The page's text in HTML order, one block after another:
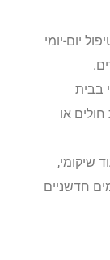
יום-יומי
או
חדשניים